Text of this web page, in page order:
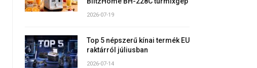
2026-07-19
Top 5 népszerű kínai termék EU
raktárról júliusban
2026-07-14